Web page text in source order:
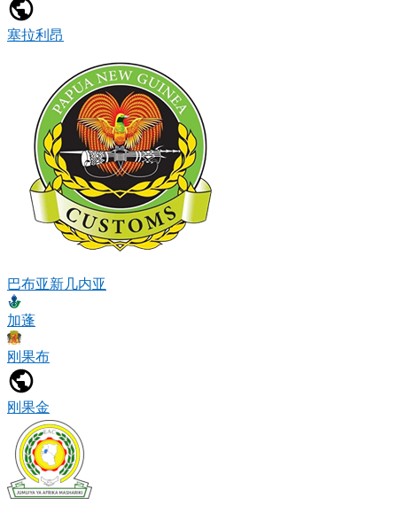
塞拉利昂
巴布亚新几内亚
加蓬
刚果布
刚果金